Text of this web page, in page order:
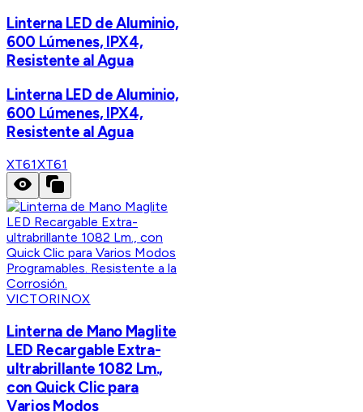
Linterna LED de Aluminio,
600 Lúmenes, IPX4,
Resistente al Agua
Linterna LED de Aluminio,
600 Lúmenes, IPX4,
Resistente al Agua
XT61XT61
VICTORINOX
Linterna de Mano Maglite
LED Recargable Extra-
ultrabrillante 1082 Lm.,
con Quick Clic para
Varios Modos